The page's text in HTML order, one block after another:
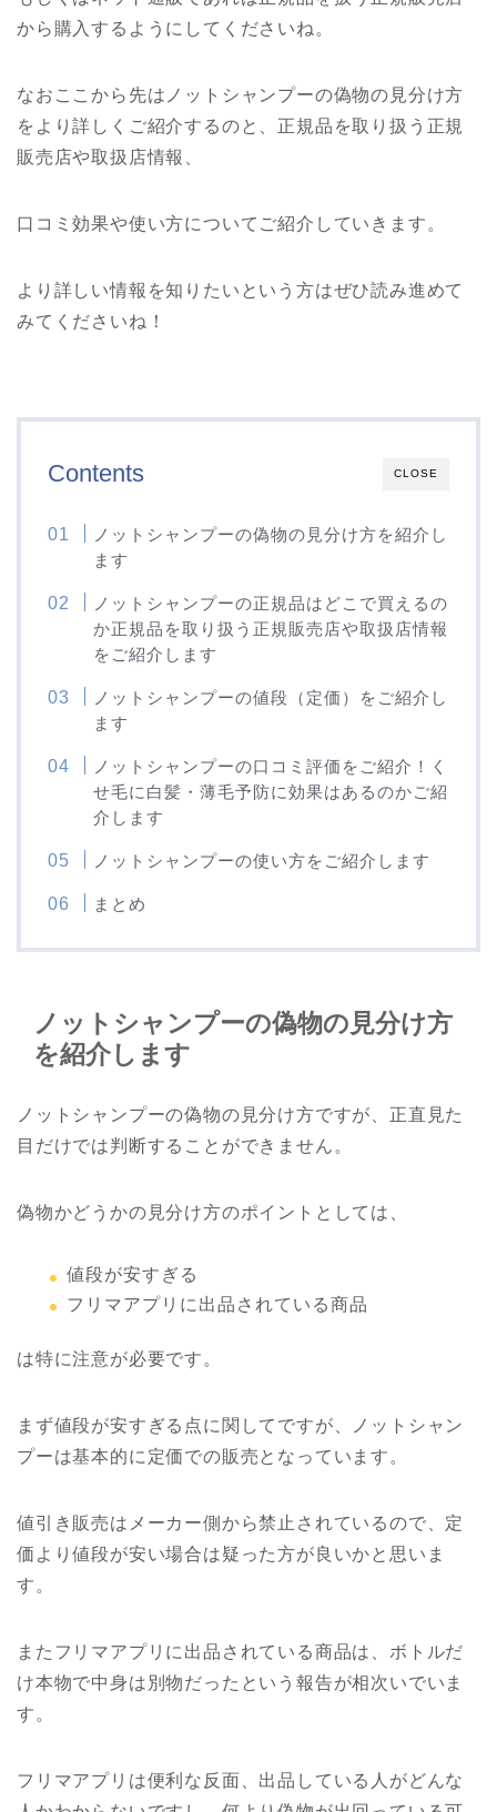
から購入するようにしてくださいね。
なおここから先はノットシャンプーの偽物の見分け方
をより詳しくご紹介するのと、正規品を取り扱う正規
販売店や取扱店情報、
口コミ効果や使い方についてご紹介していきます。
より詳しい情報を知りたいという方はぜひ読み進めて
みてくださいね！
CLOSE
Contents
ノットシャンプーの偽物の見分け方を紹介し
ます
ノットシャンプーの正規品はどこで買えるの
か正規品を取り扱う正規販売店や取扱店情報
をご紹介します
ノットシャンプーの値段（定価）をご紹介し
ます
ノットシャンプーの口コミ評価をご紹介！く
せ毛に白髪・薄毛予防に効果はあるのかご紹
介します
ノットシャンプーの使い方をご紹介します
まとめ
ノットシャンプーの偽物の見分け方
を紹介します
ノットシャンプーの偽物の見分け方ですが、正直見た
目だけでは判断することができません。
偽物かどうかの見分け方のポイントとしては、
値段が安すぎる
フリマアプリに出品されている商品
は特に注意が必要です。
まず値段が安すぎる点に関してですが、ノットシャン
プーは基本的に定価での販売となっています。
値引き販売はメーカー側から禁止されているので、定
価より値段が安い場合は疑った方が良いかと思いま
す。
またフリマアプリに出品されている商品は、ボトルだ
け本物で中身は別物だったという報告が相次いでいま
す。
フリマアプリは便利な反面、出品している人がどんな